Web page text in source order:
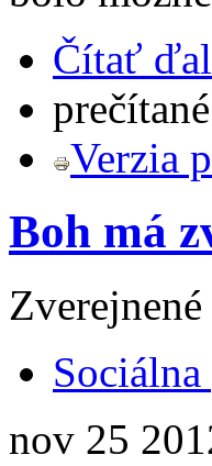
Čítať
Verzia
Boh má
Sociálna
nov 25